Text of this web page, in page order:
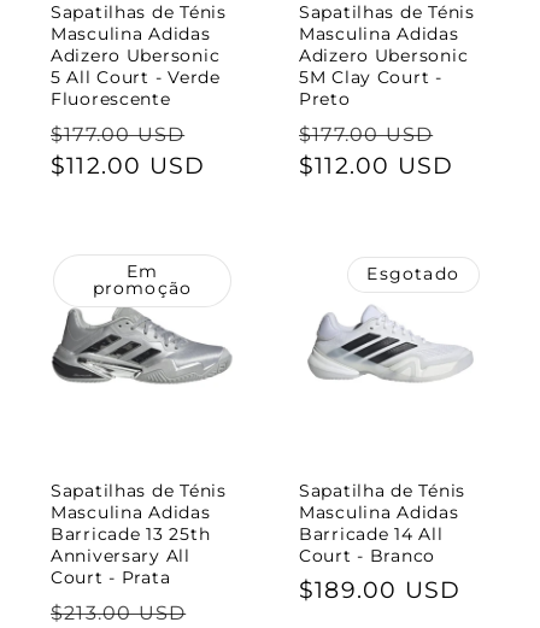
Sapatilhas de Ténis
Masculina Adidas
Adizero Ubersonic
5 All Court - Verde
Fluorescente
Preço
normal
$177.00 USD
de
$112.00 USD
Sapatilhas de Ténis
Masculina Adidas
Adizero Ubersonic
5M Clay Court -
Preto
Preço
normal
$177.00 USD
de
$112.00 USD
Em
promoção
Sapatilhas de Ténis
Masculina Adidas
Barricade 13 25th
Anniversary All
Court - Prata
Preço
$213.00 USD
Esgotado
Sapatilha de Ténis
Masculina Adidas
Barricade 14 All
Court - Branco
Preço
$189.00 USD